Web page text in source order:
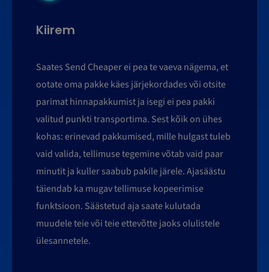
Kiirem
Saates Send Cheaper ei pea te vaeva nägema, et
ootate oma pakke käes järjekordades või otsite
parimat hinnapakkumist ja isegi ei pea pakki
valitud punkti transportima. Sest kõik on ühes
kohas: erinevad pakkumised, mille hulgast tuleb
vaid valida, tellimuse tegemine võtab vaid paar
minutit ja kuller saabub pakile järele. Ajasäästu
täiendab ka mugav tellimuse kopeerimise
funktsioon. Säästetud aja saate kulutada
muudele teie või teie ettevõtte jaoks olulistele
ülesannetele.